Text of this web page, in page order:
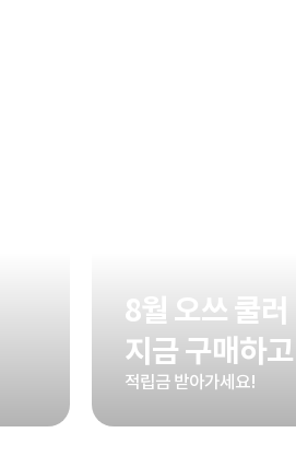
8월 오쓰 쿨러
지금 구매하고
적립금 받아가세요!